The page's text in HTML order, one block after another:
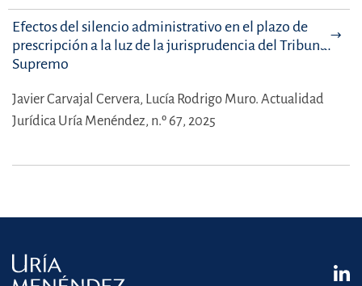
Efectos del silencio administrativo en el plazo de
prescripción a la luz de la jurisprudencia del Tribunal
Supremo
Javier Carvajal Cervera, Lucía Rodrigo Muro. Actualidad
Jurídica Uría Menéndez, n.º 67, 2025